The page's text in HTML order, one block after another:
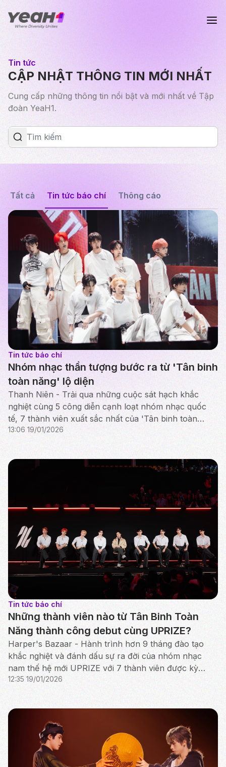
Tin tức
CẬP NHẬT THÔNG TIN MỚI NHẤT
Cung cấp những thông tin nổi bật và mới nhất về Tập
đoàn YeaH1.
Tất cả Tin tức báo chí Thông cáo
Tin tức báo chí
Nhóm nhạc thần tượng bước ra từ 'Tân binh
toàn năng' lộ diện
Thanh Niên - Trải qua những cuộc sát hạch khắc
nghiệt cùng 5 công diễn cạnh loạt nhóm nhạc quốc
tế, 7 thành viên xuất sắc nhất của 'Tân binh toàn
năng' vừa tạo thành nhóm nhạc Uprize. Họ tham
vọng đưa âm...
13:06 19/01/2026
Tin tức báo chí
Những thành viên nào từ Tân Binh Toàn
Năng thành công debut cùng UPRIZE?
Harper's Bazaar - Hành trình hơn 9 tháng đào tạo
khắc nghiệt và đánh dấu sự ra đời của nhóm nhạc
nam thế hệ mới UPRIZE với 7 thành viên được kỳ
vọng sẽ trở thành đại diện mới của V-pop với tham
vọng đưa ...
12:35 19/01/2026